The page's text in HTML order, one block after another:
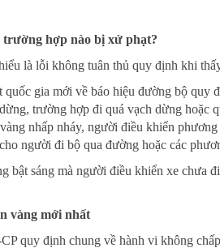
hợp nào bị xử phạt?
là lỗi không tuân thủ quy định khi
quốc gia mới về báo hiệu đường bộ
trường hợp đi quá vạch dừng hoặc
nhấp nháy, người điều khiển
người đi bộ qua đường hoặc các
bật sáng mà người điều khiển xe chưa
vàng mới nhất
quy định chung về hành vi không